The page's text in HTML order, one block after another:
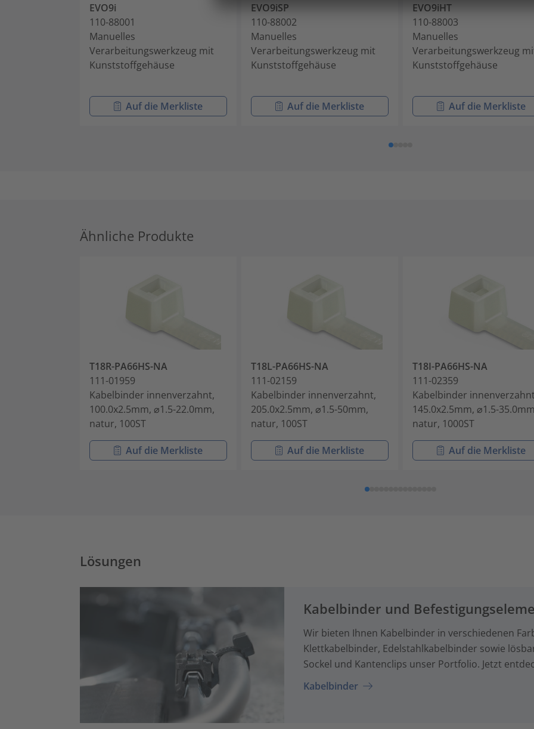
EVO9i
110-88001
Manuelles
Verarbeitungswerkzeug mit
Kunststoffgehäuse
Auf die Merkliste
EVO9iSP
110-88002
Manuelles
Verarbeitungswerkzeug mit
Kunststoffgehäuse
Auf die Merkliste
EVO9iHT
110-88003
Manuelles
Verarbeitungswerkzeug
Kunststoffgehäuse
Auf die Merkliste
Ähnliche Produkte
T18R-PA66HS-NA
111-01959
Kabelbinder innenverzahnt,
100.0x2.5mm, ⌀1.5-22.0mm,
natur, 100ST
Auf die Merkliste
T18L-PA66HS-NA
111-02159
Kabelbinder innenverzahnt,
205.0x2.5mm, ⌀1.5-50mm,
natur, 100ST
Auf die Merkliste
T18I-PA66HS-NA
111-02359
Kabelbinder
145.0x2.5mm, ⌀1.5-
natur, 1000ST
Auf die Merkliste
Lösungen
Kabelbinder und
Wir bieten Ihnen Kabelbinder in verschiedenen
Klettkabelbinder, Edelstahlkabelbinder sowie
Sockel und Kantenclips unser Portfolio. Jetzt
Kabelbinder